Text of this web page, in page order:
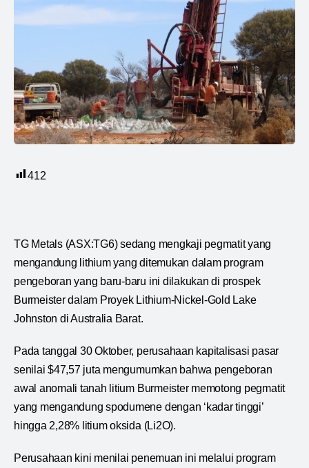
412
TG Metals (ASX:TG6) sedang mengkaji pegmatit yang
mengandung lithium yang ditemukan dalam program
pengeboran yang baru-baru ini dilakukan di prospek
Burmeister dalam Proyek Lithium-Nickel-Gold Lake
Johnston di Australia Barat.
Pada tanggal 30 Oktober, perusahaan kapitalisasi pasar
senilai $47,57 juta mengumumkan bahwa pengeboran
awal anomali tanah litium Burmeister memotong pegmatit
yang mengandung spodumene dengan ‘kadar tinggi’
hingga 2,28% litium oksida (Li2O).
Perusahaan kini menilai penemuan ini melalui program